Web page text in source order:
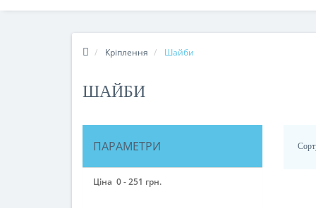
Кріплення Шайби
ШАЙБИ
ПАРАМЕТРИ
Ціна 0-251 грн.